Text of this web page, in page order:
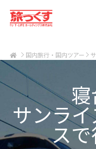
国内旅行・国内ツアー
サンラ
ス